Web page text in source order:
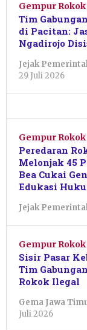
Gempur
Tim
di Pacitan:
Ngadirojo
Jejak
29 Juli 2026
Gempur
Peredaran
Melonjak 45
Bea Cukai
Edukasi
Jejak
Gempur
Sisir Pasar
Tim
Rokok Ilegal
Gema Jawa
Juli 2026